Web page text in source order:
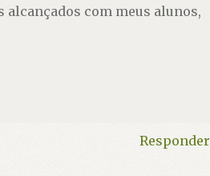
com meus alunos,
Responder